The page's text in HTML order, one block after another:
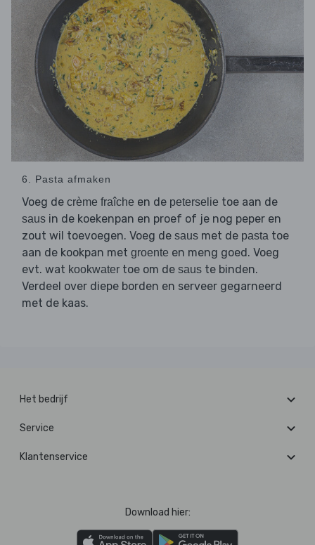
6. Pasta afmaken
Voeg de crème fraîche en de peterselie toe aan de
saus in de koekenpan en proef of je nog peper en
zout wil toevoegen. Voeg de saus met de pasta toe
aan de kookpan met groente en meng goed. Voeg
evt. wat kookwater toe om de saus te binden.
Verdeel over diepe borden en serveer gegarneerd
met de kaas.
Het bedrijf
Service
Klantenservice
Download hier: